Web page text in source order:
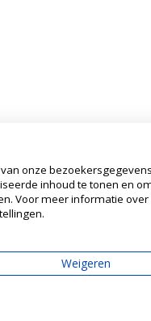
onze
inhoud te tonen en
Voor meer informatie over
Weigeren